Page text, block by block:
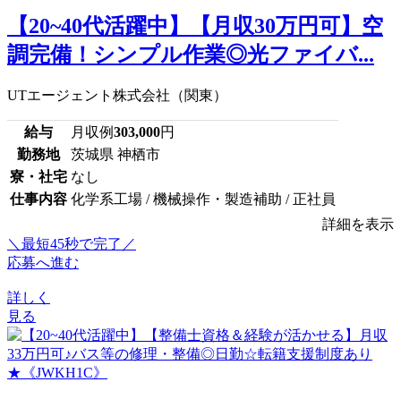
【20~40代活躍中】【月収30万円可】空
調完備！シンプル作業◎光ファイバ...
UTエージェント株式会社（関東）
給与 月収例303,000円
勤務地
茨城県 神栖市
寮・社宅 なし
仕事内容 化学系工場 / 機械操作・製造補助 / 正社員
詳細を表示
＼最短45秒で完了／
応募へ進む
詳しく
見る